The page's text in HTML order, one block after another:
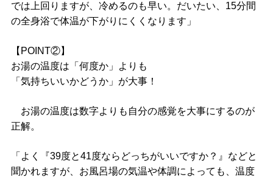
では上回りますが、冷めるのも早い。だいたい、15分間
の全身浴で体温が下がりにくくなります」
【POINT②】
お湯の温度は「何度か」よりも
「気持ちいいかどうか」が大事！
お湯の温度は数字よりも自分の感覚を大事にするのが
正解。
「よく『39度と41度ならどっちがいいですか？』などと
聞かれますが、お風呂場の気温や体調によっても、温度